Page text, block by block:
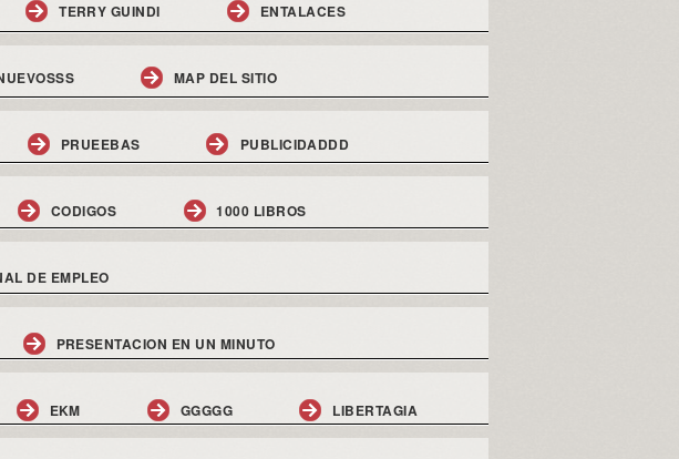
TERRY GUINDI ENTALACES
MAP DEL SITIO
PRUEEBAS PUBLICIDADDD
CODIGOS 1000 LIBROS
DE EMPLEO
PRESENTACION EN UN MINUTO
EKM GGGGG LIBERTAGIA